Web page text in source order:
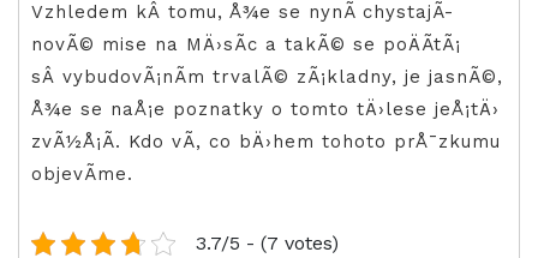
Vzhledem kÂ tomu, Å¾e se nynÃ­ chystajÃ­
novÃ© mise na MÄ›sÃ­c a takÃ© se poÄÃ­tÃ¡
sÂ vybudovÃ¡nÃ­m trvalÃ© zÃ¡kladny, je jasnÃ©,
Å¾e se naÅ¡e poznatky o tomto tÄ›lese jeÅ¡tÄ›
zvÃ½Å¡Ã­. Kdo vÃ­, co bÄ›hem tohoto prÅ¯zkumu
objevÃ­me.
3.7/5 - (7 votes)